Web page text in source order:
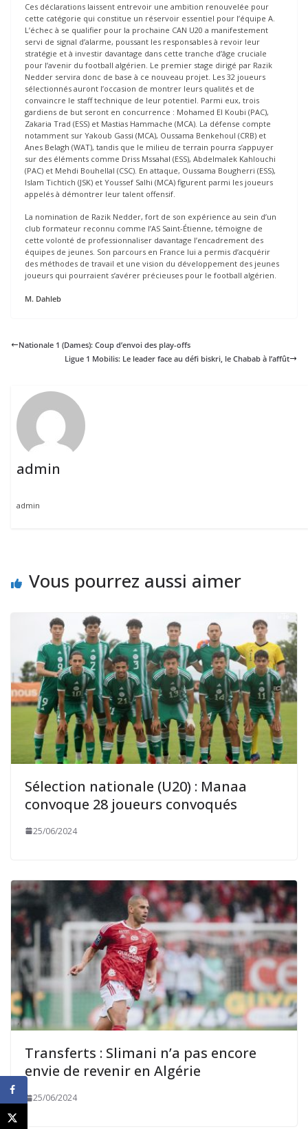
Ces déclarations laissent entrevoir une ambition renouvelée pour
cette catégorie qui constitue un réservoir essentiel pour l’équipe A.
L’échec à se qualifier pour la prochaine CAN U20 a manifestement
servi de signal d’alarme, poussant les responsables à revoir leur
stratégie et à investir davantage dans cette tranche d’âge cruciale
pour l’avenir du football algérien. Le premier stage dirigé par Razik
Nedder servira donc de base à ce nouveau projet. Les 32 joueurs
sélectionnés auront l’occasion de montrer leurs qualités et de
convaincre le staff technique de leur potentiel. Parmi eux, trois
gardiens de but seront en concurrence : Mohamed El Koubi (PAC),
Zakaria Trad (ESS) et Mastias Hammache (MCA). La défense compte
notamment sur Yakoub Gassi (MCA), Oussama Benkehoul (CRB) et
Anes Belagh (WAT), tandis que le milieu de terrain pourra s’appuyer
sur des éléments comme Driss Mssahal (ESS), Abdelmalek Kahlouchi
(PAC) et Mehdi Bouhellal (CSC). En attaque, Oussama Bougherri (ESS),
Islam Tichtich (JSK) et Youssef Salhi (MCA) figurent parmi les joueurs
appelés à démontrer leur talent offensif.
La nomination de Razik Nedder, fort de son expérience au sein d’un
club formateur reconnu comme l’AS Saint-Étienne, témoigne de
cette volonté de professionnaliser davantage l’encadrement des
équipes de jeunes. Son parcours en France lui a permis d’acquérir
des méthodes de travail et une vision du développement des jeunes
joueurs qui pourraient s’avérer précieuses pour le football algérien.
M. Dahleb
Nationale 1 (Dames): Coup d’envoi des play-offs
Ligue 1 Mobilis: Le leader face au défi biskri, le Chabab à l’affût
admin
admin
Vous pourrez aussi aimer
Sélection nationale (U20) : Manaa
convoque 28 joueurs convoqués
25/06/2024
Transferts : Slimani n’a pas encore
envie de revenir en Algérie
25/06/2024